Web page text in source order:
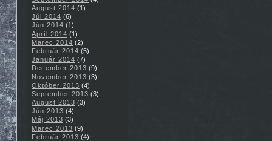
August 2014 (1)
Júl 2014 (6)
Jún 2014 (1)
Apríl 2014 (1)
Marec 2014 (2)
Február 2014 (5)
Január 2014 (7)
December 2013 (9)
November 2013 (3)
Október 2013 (4)
September 2013 (3)
August 2013 (3)
Jún 2013 (4)
Máj 2013 (3)
Marec 2013 (9)
Február 2013 (4)